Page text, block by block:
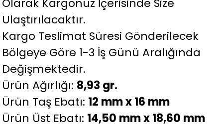
Olarak Kargonuz İçerisinde Size
Ulaştırılacaktır.
Kargo Teslimat Süresi Gönderilecek
Bölgeye Göre 1-3 İş Günü Aralığında
Değişmektedir.
Ürün Ağırlığı: 8,93 gr.
Ürün Taş Ebatı: 12 mm x 16 mm
Ürün Üst Ebatı: 14,50 mm x 18,60 mm